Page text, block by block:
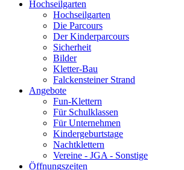
Hochseilgarten
Hochseilgarten
Die Parcours
Der Kinderparcours
Sicherheit
Bilder
Kletter-Bau
Falckensteiner Strand
Angebote
Fun-Klettern
Für Schulklassen
Für Unternehmen
Kindergeburtstage
Nachtklettern
Vereine - JGA - Sonstige
Öffnungszeiten